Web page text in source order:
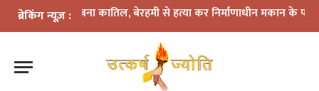
ब्रेकिंग न्यूज़ :
दोस्त बना कातिल, बेरहमी से हत्या कर निर्माणाधीन मकान के पास फेंका शव